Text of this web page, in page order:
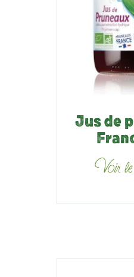
Jus de
Voir